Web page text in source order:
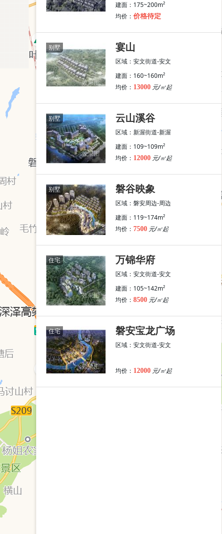
安文街道新渥街道
1个楼盘
磐安周边
1个楼盘
效果图
建面：175~200m²
均价： 价格待定
效果图
别墅 宴山
区域：安文街道-安文
建面：160~160m²
均价： 13000 元/㎡起
效果图
别墅 云山溪谷
区域：新渥街道-新渥
建面：109~109m²
均价： 12000 元/㎡起
效果图
别墅 磐谷映象
区域：磐安周边-周边
建面：119~174m²
均价： 7500 元/㎡起
效果图
住宅 万锦华府
区域：安文街道-安文
建面：105~142m²
均价： 8500 元/㎡起
效果图
住宅 磐安宝龙广场
区域：安文街道-安文
均价： 12000 元/㎡起